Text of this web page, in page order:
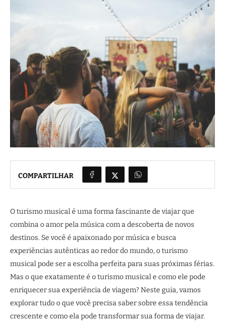
COMPARTILHAR
O turismo musical é uma forma fascinante de viajar que
combina o amor pela música com a descoberta de novos
destinos. Se você é apaixonado por música e busca
experiências autênticas ao redor do mundo, o turismo
musical pode ser a escolha perfeita para suas próximas férias.
Mas o que exatamente é o turismo musical e como ele pode
enriquecer sua experiência de viagem? Neste guia, vamos
explorar tudo o que você precisa saber sobre essa tendência
crescente e como ela pode transformar sua forma de viajar.